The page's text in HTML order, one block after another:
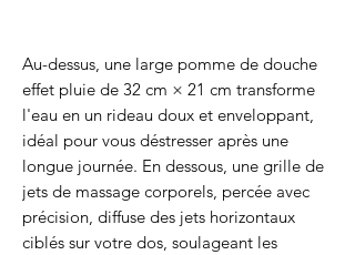
Au-dessus, une large pomme de douche
effet pluie de 32 cm × 21 cm transforme
l'eau en un rideau doux et enveloppant,
idéal pour vous déstresser après une
longue journée. En dessous, une grille de
jets de massage corporels, percée avec
précision, diffuse des jets horizontaux
ciblés sur votre dos, soulageant les